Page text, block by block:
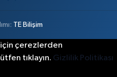
TE Bilişim
için çerezlerden
tıklayın. Gizlilik Politikası